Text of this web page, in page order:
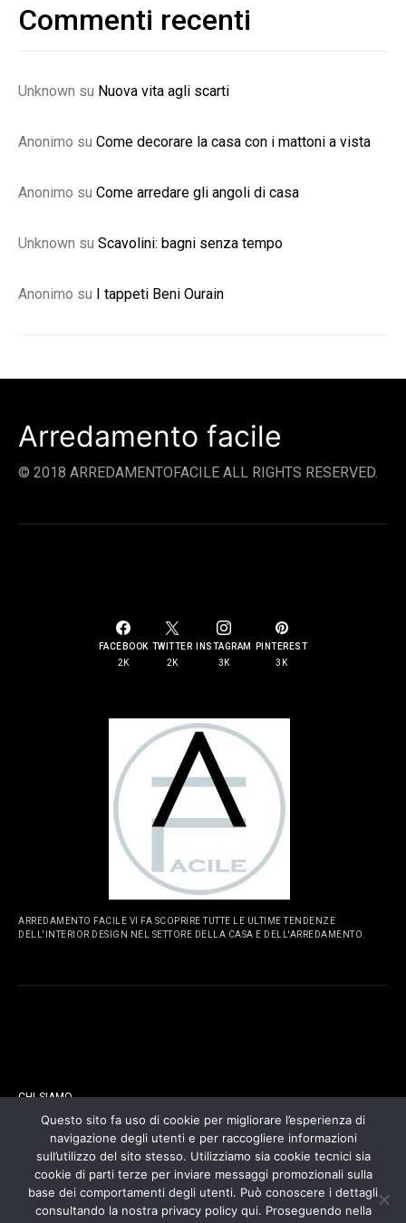
Commenti recenti
Unknown su Nuova vita agli scarti
Anonimo su Come decorare la casa con i mattoni a vista
Anonimo su Come arredare gli angoli di casa
Unknown su Scavolini: bagni senza tempo
Anonimo su I tappeti Beni Ourain
Arredamento facile
© 2018 ARREDAMENTOFACILE ALL RIGHTS RESERVED.
FACEBOOK
2K
TWITTER
2K
INSTAGRAM
3K
PINTEREST
3K
ARREDAMENTO FACILE VI FA SCOPRIRE TUTTE LE ULTIME TENDENZE
DELL'INTERIOR DESIGN NEL SETTORE DELLA CASA E DELL'ARREDAMENTO.
CHI SIAMO
CONTATTI
COOKIES POLICY
Questo sito fa uso di cookie per migliorare l’esperienza di
navigazione degli utenti e per raccogliere informazioni
sull’utilizzo del sito stesso. Utilizziamo sia cookie tecnici sia
cookie di parti terze per inviare messaggi promozionali sulla
base dei comportamenti degli utenti. Può conoscere i dettagli
consultando la nostra privacy policy qui. Proseguendo nella